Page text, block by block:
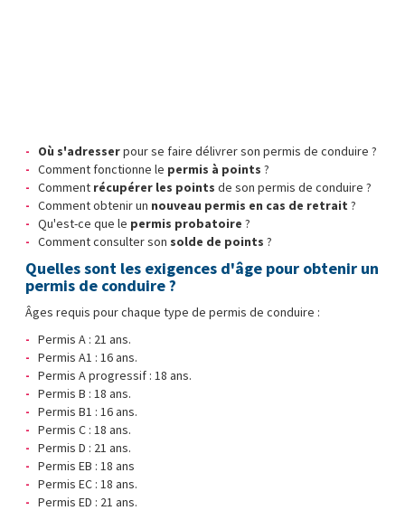
Où s'adresserpour se faire délivrer son permis de conduire ?
Comment fonctionne le permis à points ?
Comment récupérer les points de son permis de conduire ?
Comment obtenir un nouveau permis en cas de retrait ?
Qu'est-ce que le permis probatoire ?
Comment consulter son solde de points ?
Quelles sont les exigences d'âge pour obtenir un
permis de conduire ?
Âges requis pour chaque type de permis de conduire :
Permis A : 21 ans.
Permis A1 : 16 ans.
Permis A progressif : 18 ans.
Permis B : 18 ans.
Permis B1 : 16 ans.
Permis C : 18 ans.
Permis D : 21 ans.
Permis EB : 18 ans
Permis EC : 18 ans.
Permis ED : 21 ans.